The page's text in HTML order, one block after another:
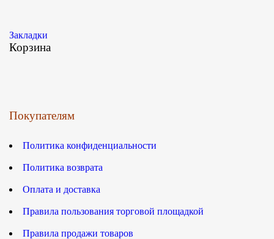
Закладки
Корзина
Покупателям
Политика конфиденциальности
Политика возврата
Оплата и доставка
Правила пользования торговой площадкой
Правила продажи товаров